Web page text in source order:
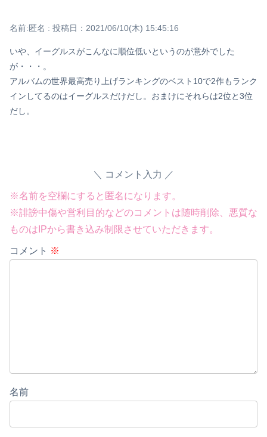
名前:匿名 : 投稿日：2021/06/10(木) 15:45:16
いや、イーグルスがこんなに順位低いというのが意外でした
が・・・。
アルバムの世界最高売り上げランキングのベスト10で2作もランク
インしてるのはイーグルスだけだし。おまけにそれらは2位と3位
だし。
コメント入力
※名前を空欄にすると匿名になります。
※誹謗中傷や営利目的などのコメントは随時削除、悪質な
ものはIPから書き込み制限させていただきます。
コメント ※
名前